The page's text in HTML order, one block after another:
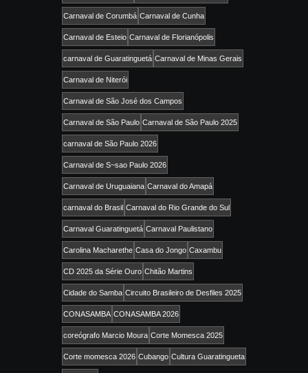
Carnaval de Corumbá Carnaval de Cunha
Carnaval de Esteio Carnaval de Florianópolis
carnaval de Guaratinguetá Carnaval de Minas Gerais
Carnaval de Niterói
Carnaval de São José dos Campos
Carnaval de São Paulo Carnaval de São Paulo 2025
carnaval de São Paulo 2026
Carnaval de S~sao Paulo 2026
Carnaval de Uruguaiana Carnaval do Amapá
carnaval do Brasil Carnaval do Rio Grande do Sul
Carnaval Guaratinguetá Carnaval Paulistano
Carolina Macharethe Casa do Jongo Caxambu
CD 2025 da Série Ouro Chitão Martins
Cidade do Samba Circuito Brasileiro de Desfiles 2025
CONASAMBA CONASAMBA 2026
coreógrafo Marcio Moura Corte Momesca 2025
Corte momesca 2026 Cubango Cultura Guaratingueta